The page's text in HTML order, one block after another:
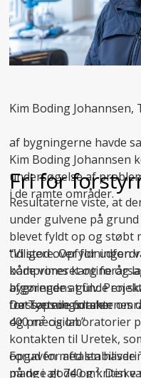
Kim Boding Johannsen,
af bygningerne havde
Kim Boding Johannsen
undersøgelse af
i de ramte områder.
Fri for
Resultaterne viste, at
under gulvene på
blevet fyldt op og støbt
tidligere. Opfyldningen
komprimeret og
bygningens gulv.
fra Topsoe udtaler:
“Vi stod over for
både vores kantine og
afgørende at finde en
forstyrrede forskernes
og præcision.”
Det sætningsramte
400 m² og laboratorier
kontakten til Uretek,
opgaven med
på de i alt 740 m². Den
Forud for aftalen
mange gode og kritiske